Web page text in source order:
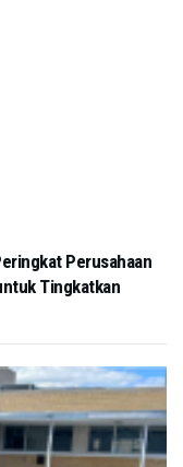
Perusahaan
Tingkatkan